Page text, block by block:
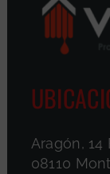
Aragón, 14
08110